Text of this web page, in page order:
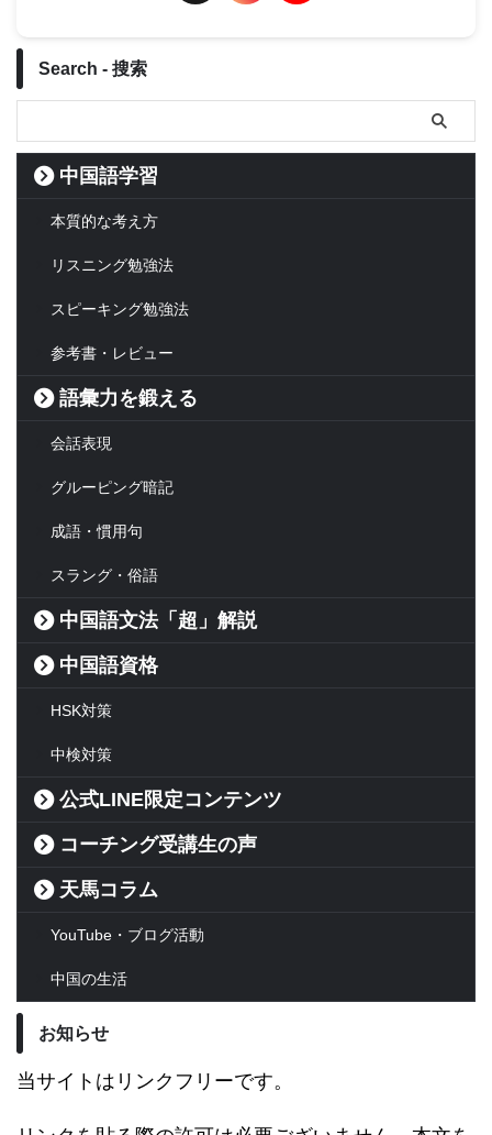
Search - 搜索
中国語学習
本質的な考え方
リスニング勉強法
スピーキング勉強法
参考書・レビュー
語彙力を鍛える
会話表現
グルーピング暗記
成語・慣用句
スラング・俗語
中国語文法「超」解説
中国語資格
HSK対策
中検対策
公式LINE限定コンテンツ
コーチング受講生の声
天馬コラム
YouTube・ブログ活動
中国の生活
お知らせ
当サイトはリンクフリーです。